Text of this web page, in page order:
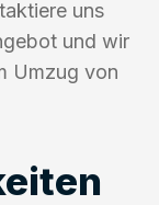
uns
und wir
Umzug von